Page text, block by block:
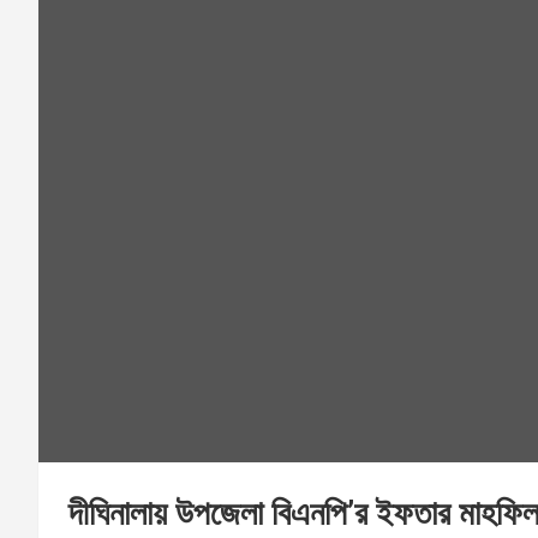
দীঘিনালায় উপজেলা বিএনপি’র ইফতার মাহফিল